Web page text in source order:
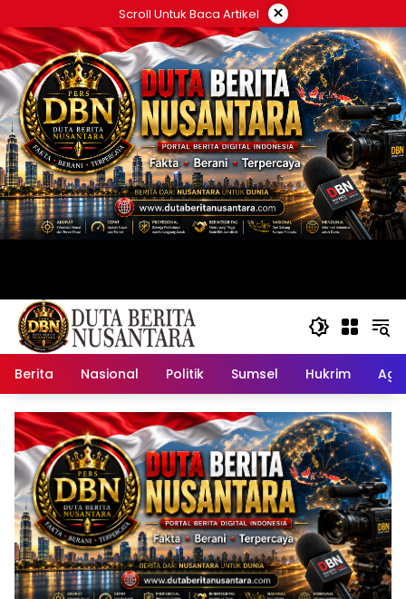
ke
konten
Scroll Untuk Baca Artikel ×
Berita Nasional Politik Sumsel Hukrim